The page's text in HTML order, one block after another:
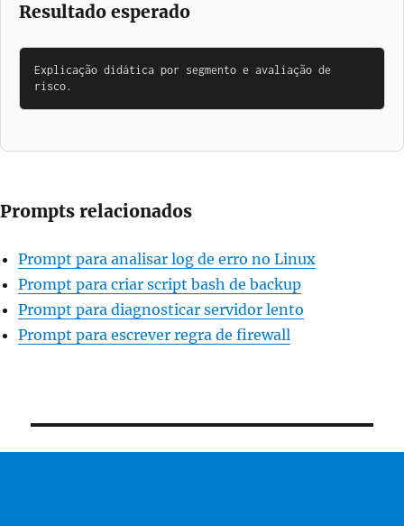
Resultado esperado
Explicação didática por segmento e avaliação de
risco.
Prompts relacionados
Prompt para analisar log de erro no Linux
Prompt para criar script bash de backup
Prompt para diagnosticar servidor lento
Prompt para escrever regra de firewall